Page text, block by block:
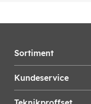
Sortiment
Kundeservice